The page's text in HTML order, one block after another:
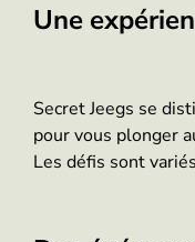
Une
Secret Jeegs se
pour vous plonger
Les défis sont